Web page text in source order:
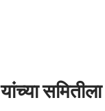
यांच्या